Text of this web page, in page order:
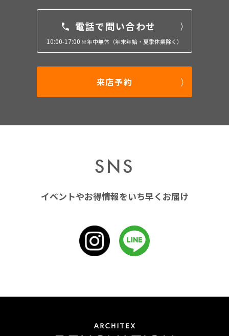
電話で問い合わせ
10:00-17:00 ※年中無休（年末年始・夏季休業除く）
来店予約
SNS
イベントやお得情報をいち早くお届け